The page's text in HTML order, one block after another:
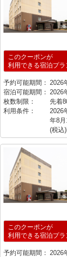
このクーポンが
利用できる宿泊プラ
予約可能期間： 2026
宿泊可能期間： 2026
枚数制限：
先着
利用条件：
2026
年8
(税込
このクーポンが
利用できる宿泊プラ
予約可能期間： 2026